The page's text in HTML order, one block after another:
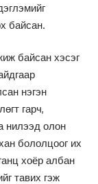
байсан.
байсан хэсэг
нэгэн
гарч,
нилээд олон
бололцоог их
хоёр албан
тавих гэж